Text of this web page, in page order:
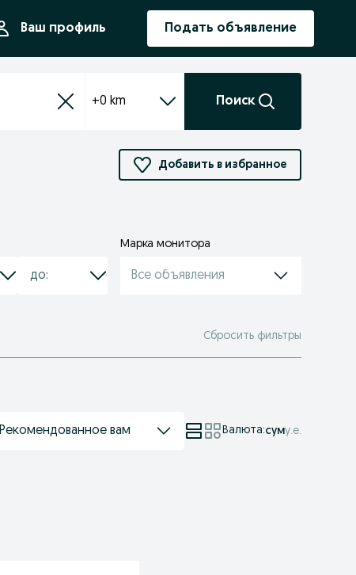
Ваш профиль Подать объявление
+0 km Поиск
Добавить в избранное
Марка монитора
Все объявления
Сбросить фильтры
Рекомендованное вам Валюта:суму.е.